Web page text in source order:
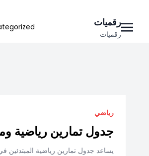
content
رقميات
رقميات
رياضي
جدول تمارين رياضية
يساعد جدول تمارين رياضية المبتدئين